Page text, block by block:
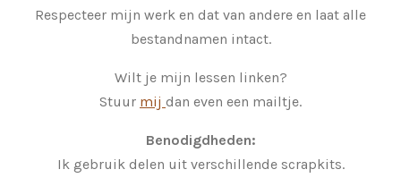
Respecteer mijn werk en dat van andere en laat alle
bestandnamen intact.
Wilt je mijn lessen linken?
Stuur mij dan even een mailtje.
Benodigdheden:
Ik gebruik delen uit verschillende scrapkits.